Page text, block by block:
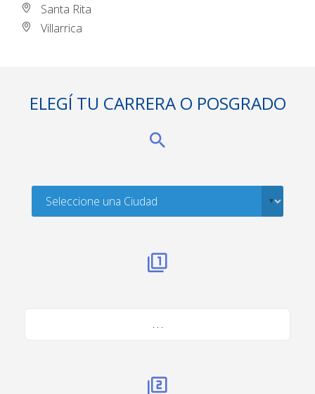
Santa Rita
Villarrica
ELEGÍ TU CARRERA O POSGRADO
. . .